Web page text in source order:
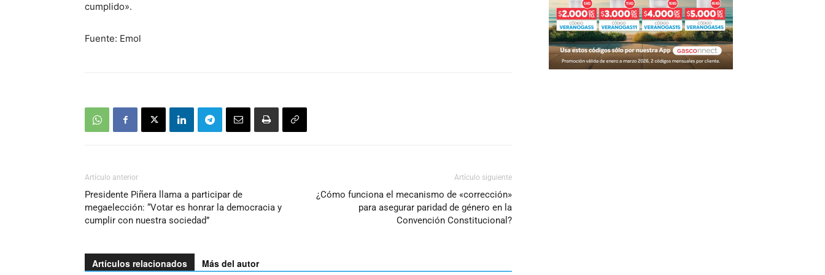
cumplido».
Fuente: Emol
Artículo anterior
Presidente Piñera llama a participar de
megaelección: “Votar es honrar la democracia y
cumplir con nuestra sociedad”
Artículo siguiente
¿Cómo funciona el mecanismo de «corrección»
para asegurar paridad de género en la
Convención Constitucional?
Artículos relacionados Más del autor